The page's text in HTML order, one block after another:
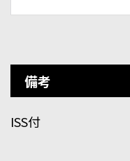
備考
ISS付